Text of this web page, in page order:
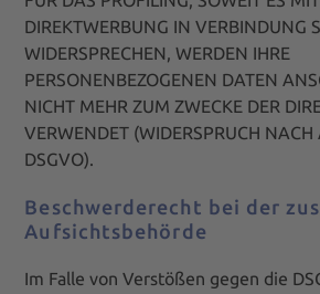
DIREKTWERBUNG IN VERBINDUNG
WIDERSPRECHEN, WERDEN IHRE
PERSONENBEZOGENEN DATEN
NICHT MEHR ZUM ZWECKE DER
VERWENDET (WIDERSPRUCH NACH
DSGVO).
Beschwerde­recht bei der
Aufsichts­behörde
Im Falle von Verstößen gegen die